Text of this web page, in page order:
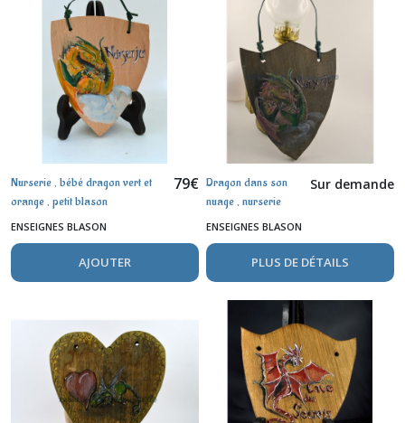
Nurserie , bébé dragon vert et
orange , petit blason
79€
ENSEIGNES BLASON
AJOUTER
Dragon dans son
nuage , nurserie
Sur demande
ENSEIGNES BLASON
PLUS DE DÉTAILS